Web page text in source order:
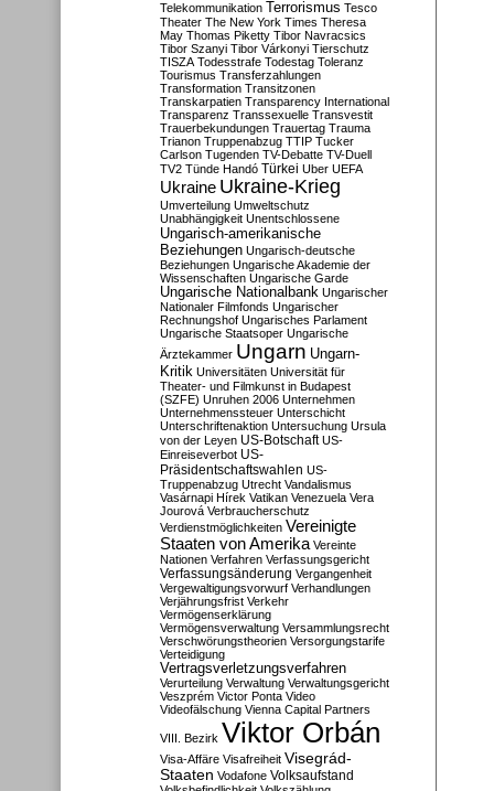
Telekommunikation Terrorismus Tesco
Theater The New York Times Theresa
May Thomas Piketty Tibor Navracsics
Tibor Szanyi Tibor Várkonyi Tierschutz
TISZA Todesstrafe Todestag Toleranz
Tourismus Transferzahlungen
Transformation Transitzonen
Transkarpatien Transparency International
Transparenz Transsexuelle Transvestit
Trauerbekundungen Trauertag Trauma
Trianon Truppenabzug TTIP Tucker
Carlson Tugenden TV-Debatte TV-Duell
TV2 Tünde Handó Türkei Uber UEFA
Ukraine Ukraine-Krieg
Umverteilung Umweltschutz
Unabhängigkeit Unentschlossene
Ungarisch-amerikanische
Beziehungen Ungarisch-deutsche
Beziehungen Ungarische Akademie der
Wissenschaften Ungarische Garde
Ungarische Nationalbank Ungarischer
Nationaler Filmfonds Ungarischer
Rechnungshof Ungarisches Parlament
Ungarische Staatsoper Ungarische
Ärztekammer Ungarn Ungarn-
Kritik Universitäten Universität für
Theater- und Filmkunst in Budapest
(SZFE) Unruhen 2006 Unternehmen
Unternehmenssteuer Unterschicht
Unterschriftenaktion Untersuchung Ursula
von der Leyen US-Botschaft US-
Einreiseverbot US-
Präsidentschaftswahlen US-
Truppenabzug Utrecht Vandalismus
Vasárnapi Hírek Vatikan Venezuela Vera
Jourová Verbraucherschutz
Verdienstmöglichkeiten Vereinigte
Staaten von Amerika Vereinte
Nationen Verfahren Verfassungsgericht
Verfassungsänderung Vergangenheit
Vergewaltigungsvorwurf Verhandlungen
Verjährungsfrist Verkehr
Vermögenserklärung
Vermögensverwaltung Versammlungsrecht
Verschwörungstheorien Versorgungstarife
Verteidigung
Vertragsverletzungsverfahren
Verurteilung Verwaltung Verwaltungsgericht
Veszprém Victor Ponta Video
Videofälschung Vienna Capital Partners
VIII. Bezirk Viktor Orbán
Visa-Affäre Visafreiheit Visegrád-
Staaten Vodafone Volksaufstand